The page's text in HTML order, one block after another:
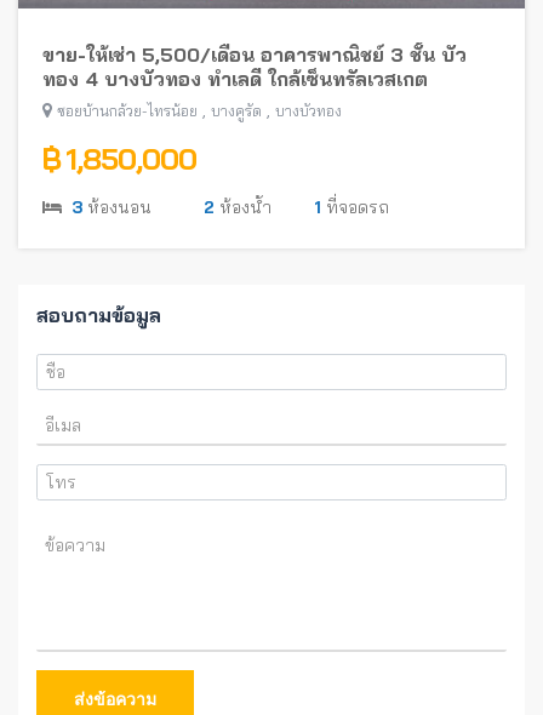
ขาย-ให้เช่า 5,500/เดือน อาคารพาณิชย์ 3 ชั้น บัว
ทอง 4 บางบัวทอง ทำเลดี ใกล้เซ็นทรัลเวสเกต
ซอยบ้านกล้วย-ไทรน้อย บางคูรัด บางบัวทอง
฿ 1,850,000
3 ห้องนอน 2 ห้องน้ำ 1 ที่จอดรถ
สอบถามข้อมูล
ส่งข้อความ